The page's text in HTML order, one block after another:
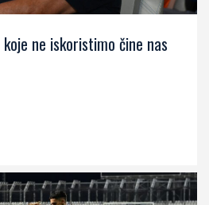
ne iskoristimo čine nas